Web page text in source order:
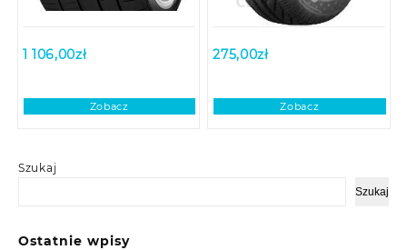
Szukaj
Szukaj
Ostatnie wpisy
1 106,00zł
Zobacz
275,00zł
Zobacz